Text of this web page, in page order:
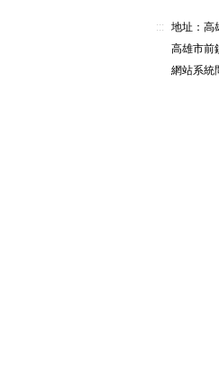
:::
地址：高
高雄市前
網站系統